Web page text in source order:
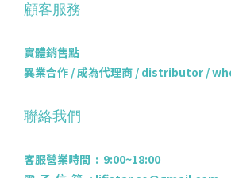
顧客服務
實體銷售點
異業合作 / 成為代理商 / distributor /
聯絡我們
客服營業時間 : 9:00~18:00